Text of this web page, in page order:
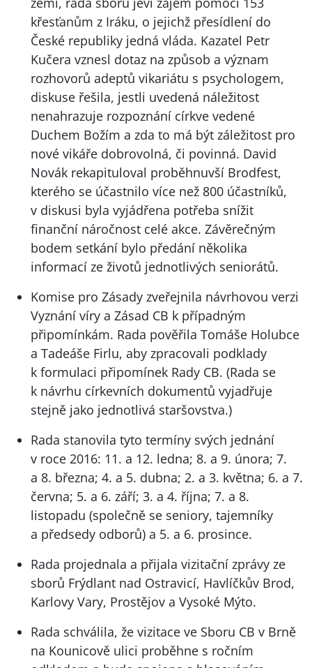
křesťanům z Iráku, o jejichž přesídlení do
České republiky jedná vláda. Kazatel Petr
Kučera vznesl dotaz na způsob a význam
rozhovorů adeptů vikariátu s psychologem,
diskuse řešila, jestli uvedená náležitost
nenahrazuje rozpoznání církve vedené
Duchem Božím a zda to má být záležitost pro
nové vikáře dobrovolná, či povinná. David
Novák rekapituloval proběhnuvší Brodfest,
kterého se účastnilo více než 800 účastníků,
v diskusi byla vyjádřena potřeba snížit
finanční náročnost celé akce. Závěrečným
bodem setkání bylo předání několika
informací ze životů jednotlivých seniorátů.
Komise pro Zásady zveřejnila návrhovou verzi
Vyznání víry a Zásad CB k případným
připomínkám. Rada pověřila Tomáše Holubce
a Tadeáše Firlu, aby zpracovali podklady
k formulaci připomínek Rady CB. (Rada se
k návrhu církevních dokumentů vyjadřuje
stejně jako jednotlivá staršovstva.)
Rada stanovila tyto termíny svých jednání
v roce 2016: 11. a 12. ledna; 8. a 9. února; 7.
a 8. března; 4. a 5. dubna; 2. a 3. května; 6. a 7.
června; 5. a 6. září; 3. a 4. října; 7. a 8.
listopadu (společně se seniory, tajemníky
a předsedy odborů) a 5. a 6. prosince.
Rada projednala a přijala vizitační zprávy ze
sborů Frýdlant nad Ostravicí, Havlíčkův Brod,
Karlovy Vary, Prostějov a Vysoké Mýto.
Rada schválila, že vizitace ve Sboru CB v Brně
na Kounicově ulici proběhne s ročním